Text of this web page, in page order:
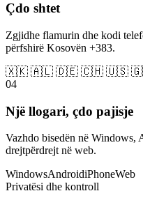
Çdo shtet
Zgjidhe flamurin dhe kodi
përfshirë Kosovën +383.
🇽🇰 🇦🇱 🇩🇪 🇨🇭 🇺🇸
04
Një llogari, çdo pajisje
Vazhdo bisedën në
drejtpërdrejt në web.
WindowsAndroidiPhoneWeb
Privatësi dhe kontroll